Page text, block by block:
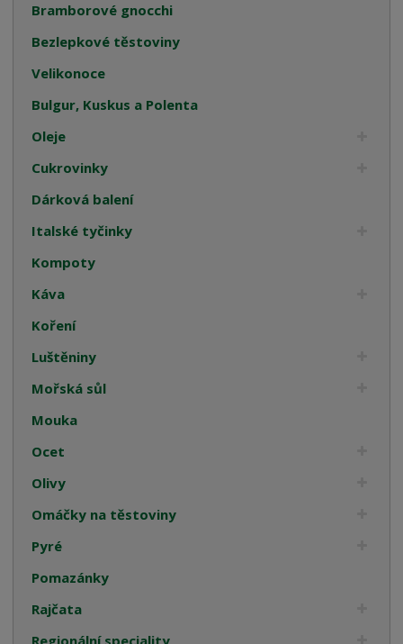
Bramborové gnocchi
Bezlepkové těstoviny
Velikonoce
Bulgur, Kuskus a Polenta
Oleje
Cukrovinky
Dárková balení
Italské tyčinky
Kompoty
Káva
Koření
Luštěniny
Mořská sůl
Mouka
Ocet
Olivy
Omáčky na těstoviny
Pyré
Pomazánky
Rajčata
Regionální speciality